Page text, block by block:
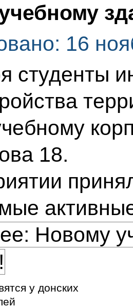
16
студенты
18.
Новому
у донских